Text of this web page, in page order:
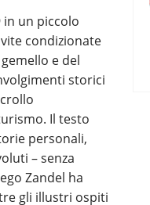
in un piccolo
condizionate
e del
storici
Il testo
personali,
– senza
Zandel ha
gli illustri ospiti